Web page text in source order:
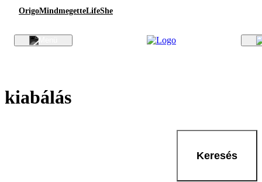
OrigoMindmegetteLifeShe
kiabálás
Keresés